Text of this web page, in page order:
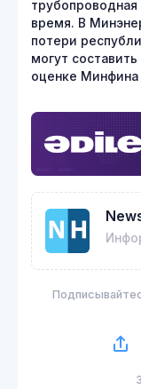
время. В
потери
могут
оценке Минфина